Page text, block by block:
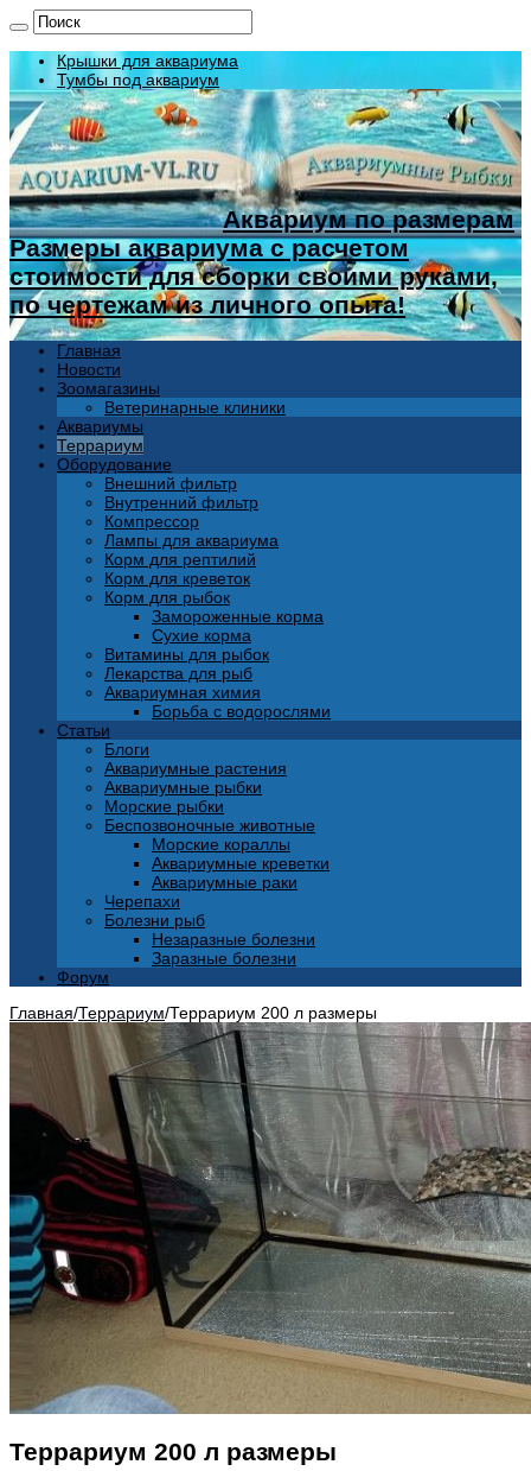
Крышки для аквариума
Тумбы под аквариум
Аквариум по размерам
Размеры аквариума с расчетом
стоимости для сборки своими руками,
по чертежам из личного опыта!
Главная
Новости
Зоомагазины
Ветеринарные клиники
Аквариумы
Террариум
Оборудование
Внешний фильтр
Внутренний фильтр
Компрессор
Лампы для аквариума
Корм для рептилий
Корм для креветок
Корм для рыбок
Замороженные корма
Сухие корма
Витамины для рыбок
Лекарства для рыб
Аквариумная химия
Борьба с водорослями
Статьи
Блоги
Аквариумные растения
Аквариумные рыбки
Морские рыбки
Беспозвоночные животные
Морские кораллы
Аквариумные креветки
Аквариумные раки
Черепахи
Болезни рыб
Незаразные болезни
Заразные болезни
Форум
Главная/Террариум/Террариум 200 л размеры
Террариум 200 л размеры